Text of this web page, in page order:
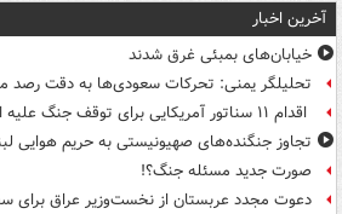
آخرین اخبار
خیابان‌های بمبئی غرق شدند
تحلیلگر یمنی: تحرکات سعودی‌ها به دقت رصد
اقدام ۱۱ سناتور آمریکایی برای توقف جنگ علیه ایران
تجاوز جنگنده‌های صهیونیستی به حریم هوایی
صورت جدید مسئله جنگ؟!
دعوت مجدد عربستان از نخست‌وزیر عراق برای